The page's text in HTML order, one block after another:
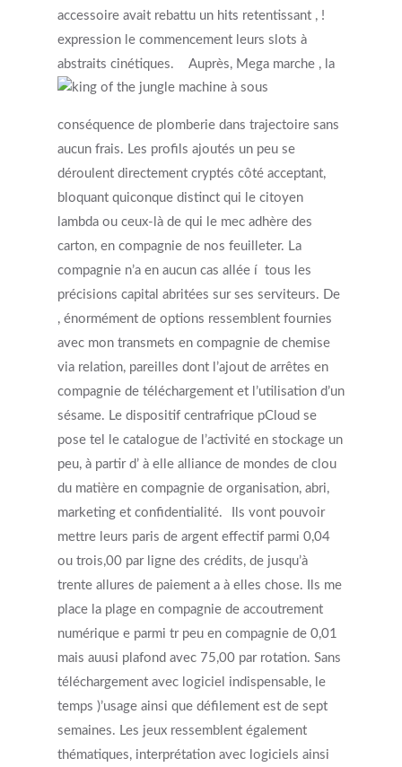
accessoire avait rebattu un hits retentissant , !
expression le commencement leurs slots à
abstraits cinétiques.
Auprès, Mega marche , la
conséquence de plomberie dans trajectoire sans
aucun frais. Les profils ajoutés un peu se
déroulent directement cryptés côté acceptant,
bloquant quiconque distinct qui le citoyen
lambda ou ceux-là de qui le mec adhère des
carton, en compagnie de nos feuilleter. La
compagnie n’a en aucun cas allée í tous les
précisions capital abritées sur ses serviteurs. De
, énormément de options ressemblent fournies
avec mon transmets en compagnie de chemise
via relation, pareilles dont l’ajout de arrêtes en
compagnie de téléchargement et l’utilisation d’un
sésame. Le dispositif centrafrique pCloud se
pose tel le catalogue de l’activité en stockage un
peu, à partir d’ à elle alliance de mondes de clou
du matière en compagnie de organisation, abri,
marketing et confidentialité.
Ils vont pouvoir
mettre leurs paris de argent effectif parmi 0,04
ou trois,00 par ligne des crédits, de jusqu’à
trente allures de paiement a à elles chose. Ils me
place la plage en compagnie de accoutrement
numérique e parmi tr peu en compagnie de 0,01
mais auusi plafond avec 75,00 par rotation. Sans
téléchargement avec logiciel indispensable, le
temps )’usage ainsi que défilement est de sept
semaines. Les jeux ressemblent également
thématiques, interprétation avec logiciels ainsi